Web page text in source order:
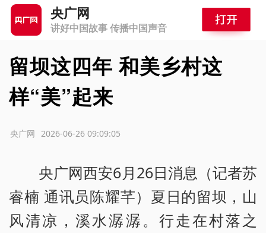
央广网
讲好中国故事 传播中国声音
留坝这四年 和美乡村这
样“美”起来
2026-06-26 09:09:05
央广网
央广网西安6月26日消息（记者苏
睿楠 通讯员陈耀芊）夏日的留坝，山
风清凉，溪水潺潺。行走在村落之